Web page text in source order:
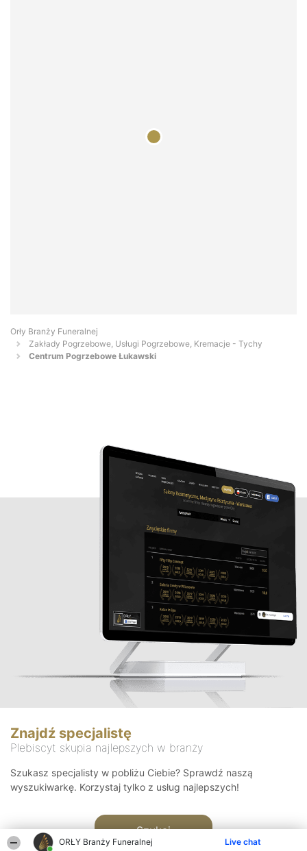
ORŁY Branży Funeralnej Live chat
Orły Branży Funeralnej
Zakłady Pogrzebowe, Usługi Pogrzebowe, Kremacje - Tychy
Centrum Pogrzebowe Łukawski
Znajdź specjalistę
Plebiscyt skupia najlepszych w branży
Szukasz specjalisty w pobliżu Ciebie? Sprawdź naszą
wyszukiwarkę. Korzystaj tylko z usług najlepszych!
Szukaj